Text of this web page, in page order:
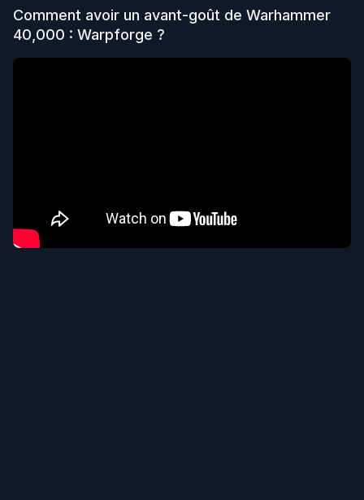
Comment avoir un avant-goût de Warhammer
40,000 : Warpforge ?